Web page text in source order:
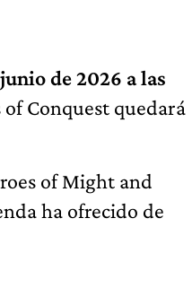
junio de 2026 a las
Conquest quedará
of Might and
ha ofrecido de